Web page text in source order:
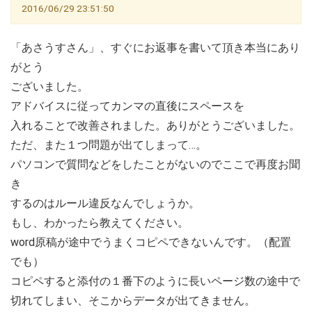
2016/06/29 23:51:50
「あさうすさん」、すぐにお返事を書いて頂き本当にあり
がとう
ございました。
アドバイスに従ってカンマの直後にスペースを
入れることで改善されました。ありがとうございました。
ただ、また１つ問題が出てしまって…。
パソコンで質問などをしたことがないのでここで再度お聞
き
するのはルール違反なんでしょうか。
もし、わかったら教えてください。
word原稿が途中でうまくコピペできないんです。（配置
でも）
コピペすると添付の１番下のように長いページ数の途中で
切れてしまい、そこからデータが出てきません。